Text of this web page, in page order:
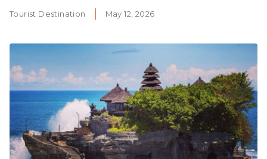
Tourist Destination May 12, 2026